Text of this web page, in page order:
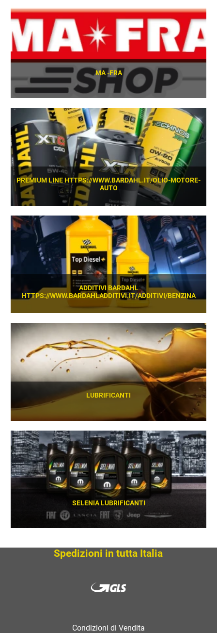
MA -FRA
SCOPRI
PREMIUM LINE HTTPS://WWW.BARDAHL.IT/OLIO-MOTORE-
AUTO
SCOPRI
ADDITIVI BARDAHL
HTTPS://WWW.BARDAHLADDITIVI.IT/ADDITIVI/BENZINA
SCOPRI
LUBRIFICANTI
SCOPRI
SELENIA LUBRIFICANTI
Spedizioni in tutta Italia
Condizioni di Vendita